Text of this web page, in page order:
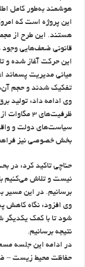
هوشمند به‌طور کامل
این پروژه است که
هستند. این طرح از
قانونی ضعف‌هایی وجود
این حرکت آغاز شده و
میانی مدیریت پسماند
تفکیک شدند و حجم
وی ادامه داد: تولید
ظرفیت‌های ۳
سیاست‌های دولت و
بخش خصوصی نیز
حناچی تاکید کرد: در
نیست و تلاش می‌کنیم
برسانیم. در این مسیر
وی افزود: نگاه کاهش
شود تا با کمک یکدیگر
نتیجه برسانیم.
در ادامه این جلسه
حفاظت محیط زیست –